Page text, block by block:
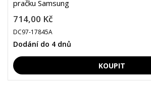
pračku Samsung
714,00 Kč
DC97-17845A
Dodání do 4 dnů